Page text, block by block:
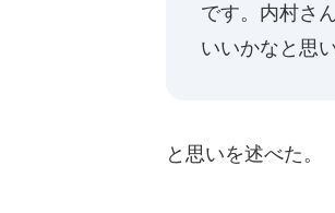
です。内村さ
いいかなと思
と思いを述べた。